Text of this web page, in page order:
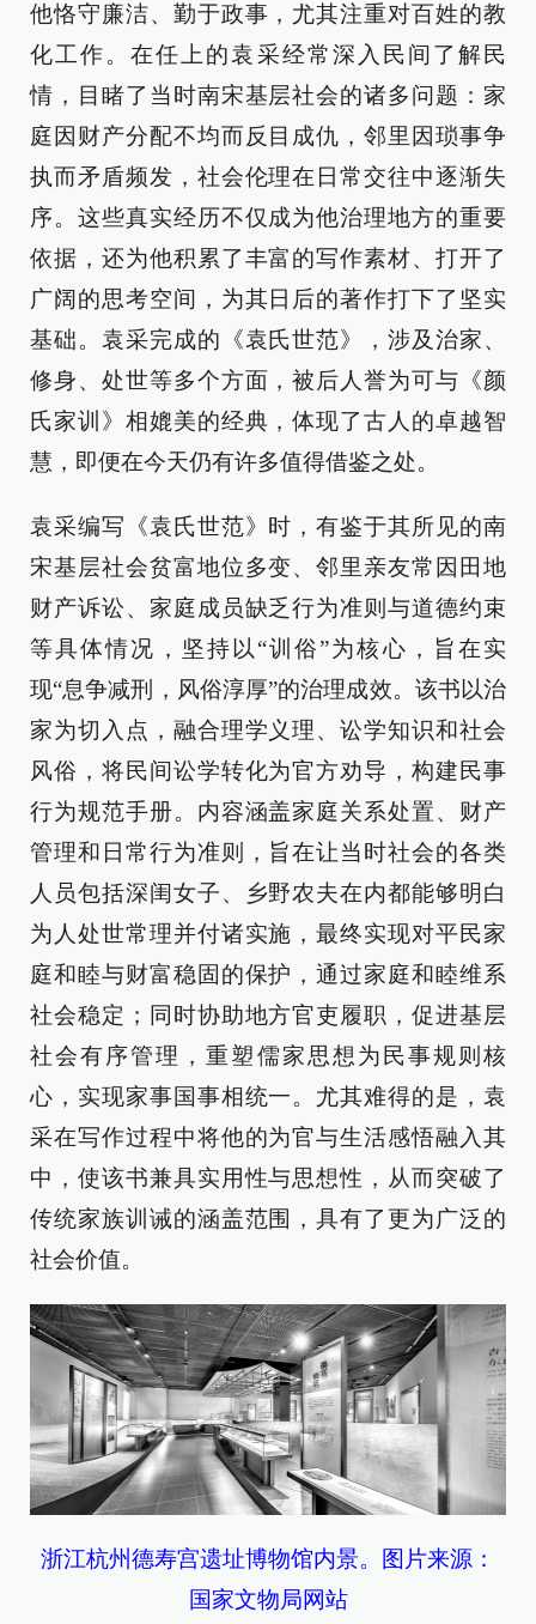
他恪守廉洁、勤于政事，尤其注重对百姓的教
化工作。在任上的袁采经常深入民间了解民
情，目睹了当时南宋基层社会的诸多问题：家
庭因财产分配不均而反目成仇，邻里因琐事争
执而矛盾频发，社会伦理在日常交往中逐渐失
序。这些真实经历不仅成为他治理地方的重要
依据，还为他积累了丰富的写作素材、打开了
广阔的思考空间，为其日后的著作打下了坚实
基础。袁采完成的《袁氏世范》，涉及治家、
修身、处世等多个方面，被后人誉为可与《颜
氏家训》相媲美的经典，体现了古人的卓越智
慧，即便在今天仍有许多值得借鉴之处。
袁采编写《袁氏世范》时，有鉴于其所见的南
宋基层社会贫富地位多变、邻里亲友常因田地
财产诉讼、家庭成员缺乏行为准则与道德约束
等具体情况，坚持以“训俗”为核心，旨在实
现“息争减刑，风俗淳厚”的治理成效。该书以治
家为切入点，融合理学义理、讼学知识和社会
风俗，将民间讼学转化为官方劝导，构建民事
行为规范手册。内容涵盖家庭关系处置、财产
管理和日常行为准则，旨在让当时社会的各类
人员包括深闺女子、乡野农夫在内都能够明白
为人处世常理并付诸实施，最终实现对平民家
庭和睦与财富稳固的保护，通过家庭和睦维系
社会稳定；同时协助地方官吏履职，促进基层
社会有序管理，重塑儒家思想为民事规则核
心，实现家事国事相统一。尤其难得的是，袁
采在写作过程中将他的为官与生活感悟融入其
中，使该书兼具实用性与思想性，从而突破了
传统家族训诫的涵盖范围，具有了更为广泛的
社会价值。
浙江杭州德寿宫遗址博物馆内景。图片来源：
国家文物局网站